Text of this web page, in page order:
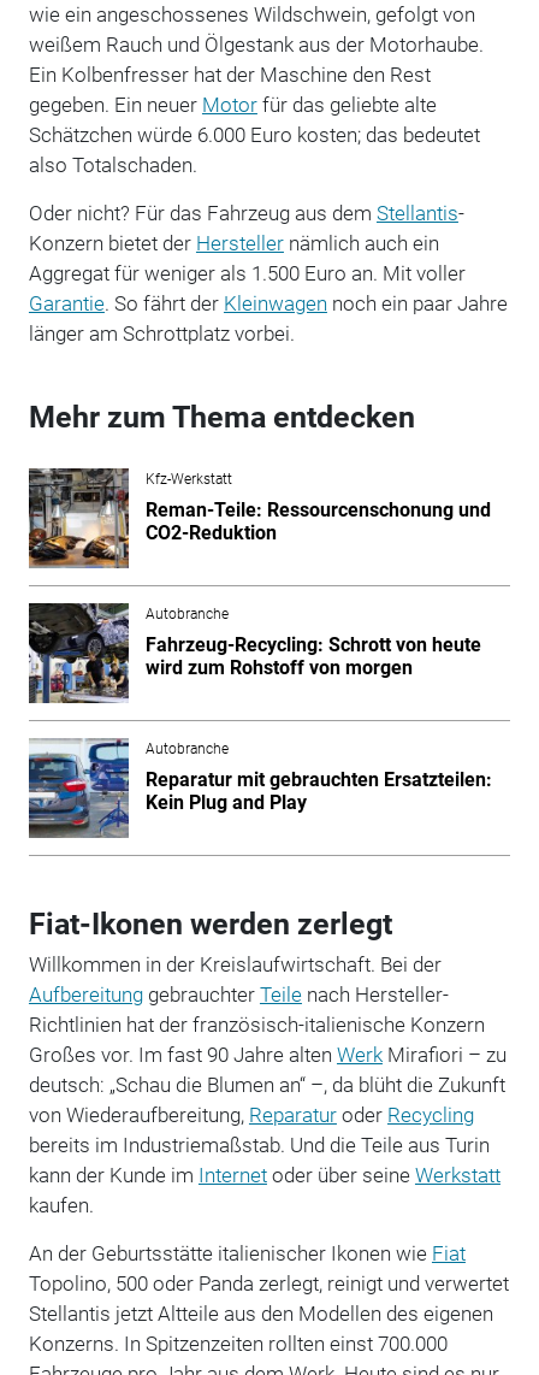
wie ein angeschossenes Wildschwein, gefolgt von
weißem Rauch und Ölgestank aus der Motorhaube.
Ein Kolbenfresser hat der Maschine den Rest
gegeben. Ein neuer Motorfür das geliebte alte
Schätzchen würde 6.000 Euro kosten; das bedeutet
also Totalschaden.
Oder nicht? Für das Fahrzeug aus dem Stellantis-
Konzern bietet der Herstellernämlich auch ein
Aggregat für weniger als 1.500 Euro an. Mit voller
Garantie. So fährt der Kleinwagen noch ein paar Jahre
länger am Schrottplatz vorbei.
Mehr zum Thema entdecken
Kfz-Werkstatt
Reman-Teile: Ressourcenschonung und
CO2-Reduktion
Autobranche
Fahrzeug-Recycling: Schrott von heute
wird zum Rohstoff von morgen
Autobranche
Reparatur mit gebrauchten Ersatzteilen:
Kein Plug and Play
Fiat-Ikonen werden zerlegt
Willkommen in der Kreislaufwirtschaft. Bei der
Aufbereitunggebrauchter Teilenach Hersteller-
Richtlinien hat der französisch-italienische Konzern
Großes vor. Im fast 90 Jahre alten WerkMirafiori – zu
deutsch: „Schau die Blumen an“ –, da blüht die Zukunft
von Wiederaufbereitung, Reparaturoder Recycling
bereits im Industriemaßstab. Und die Teile aus Turin
kann der Kunde im Internetoder über seine Werkstatt
kaufen.
An der Geburtsstätte italienischer Ikonen wie Fiat
Topolino, 500 oder Panda zerlegt, reinigt und verwertet
Stellantis jetzt Altteile aus den Modellen des eigenen
Konzerns. In Spitzenzeiten rollten einst 700.000